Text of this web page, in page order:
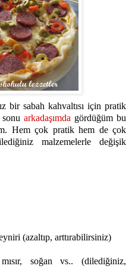
bir sabah kahvaltısı için pratik
sonuarkadaşımda gördüğüm bu
Hem çok pratik hem de çok
malzemelerle değişik
(azaltıp, arttırabilirsiniz)
soğan vs.. (dilediğiniz,